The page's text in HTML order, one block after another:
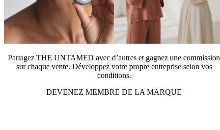
Partagez THE UNTAMED avec d’autres et gagnez une commission
sur chaque vente. Développez votre propre entreprise selon vos
conditions.
DEVENEZ MEMBRE DE LA MARQUE